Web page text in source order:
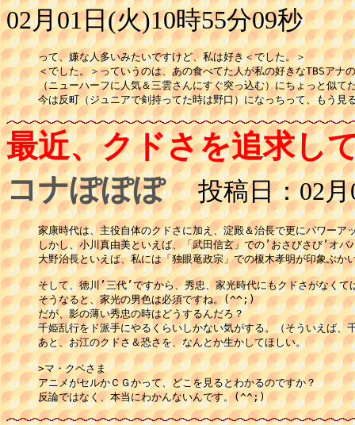
02月01日(火)10時55分09秒
って、嫌な人多いみたいですけど、私は好き＜でした。＞
＜でした。＞っていうのは、あの食べてた人が私の好きなTBSアナ
（ニューハーフに人気＆三雲さんにすぐ突っ込む）にちょっと似て
今は反町（ジュニアで剣持ってた時は野口）になっちって、もう見
最近、クドさを追求し
コナぽぽぽ 投稿日：02月
家康時代は、主役自体のクドさに加え、淀殿＆治長で更にパワーア
しかし、小川真由美といえば、「武田信玄」での’おさびさび’オバ
大野治長といえば、私には「独眼竜政宗」での榎木孝明が印象ぶか
そして、徳川’三代’ですから、秀忠、家光時代にもクドさがなくて
そうなると、家光の男色は必須ですね。(^^;)
だが、影の薄い秀忠の時はどうするんだろ？
千姫乱行をド派手にやるくらいしかない気がする。（そういえば、
あと、お江のクドさ＆恐さを、なんとか生かしてほしい。
>マ・クベさま
アニメがセルかＣＧかって、どこを見るとわかるのですか？
反論ではなく、本当にわかんないんです。(^^;)